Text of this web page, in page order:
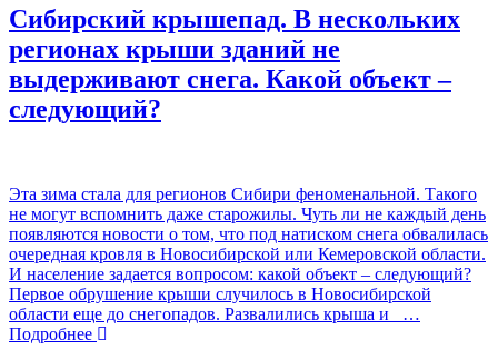
Сибирский крышепад. В нескольких
регионах крыши зданий не
выдерживают снега. Какой объект –
следующий?
Эта зима стала для регионов Сибири феноменальной. Такого
не могут вспомнить даже старожилы. Чуть ли не каждый день
появляются новости о том, что под натиском снега обвалилась
очередная кровля в Новосибирской или Кемеровской области.
И население задается вопросом: какой объект – следующий?
Первое обрушение крыши случилось в Новосибирской
области еще до снегопадов. Развалились крыша и
…
Подробнее